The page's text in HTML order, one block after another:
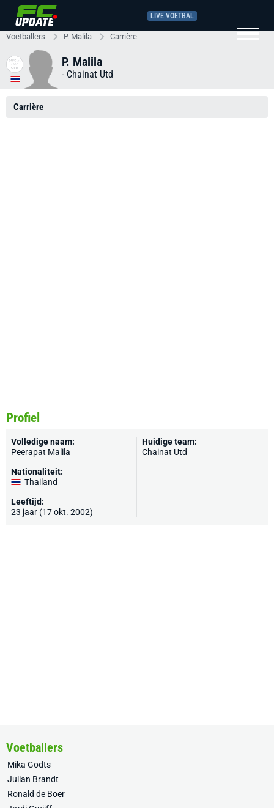
LIVE VOETBAL
Voetballers P. Malila Carrière
P. Malila
- Chainat Utd
Carrière
Profiel
Volledige naam:
Peerapat Malila
Nationaliteit:
Thailand
Leeftijd:
23 jaar (17 okt. 2002)
Huidige team:
Chainat Utd
Voetballers
Mika Godts
Julian Brandt
Ronald de Boer